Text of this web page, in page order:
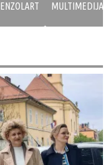
ENZOLART MULTIMEDIJA